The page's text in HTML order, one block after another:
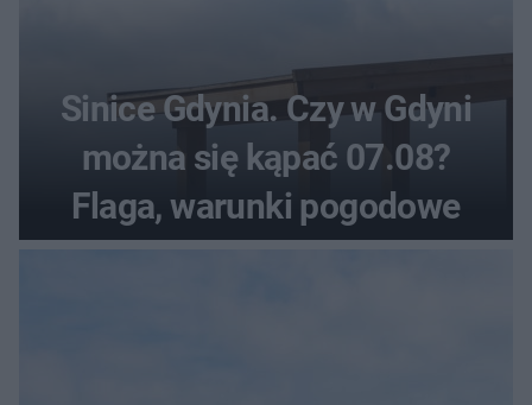
Sinice Gdynia. Czy w Gdyni
można się kąpać 07.08?
Flaga, warunki pogodowe